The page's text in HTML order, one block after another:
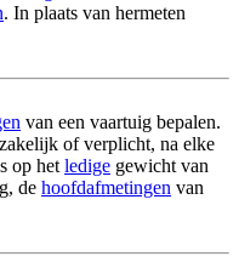
. In plaats van hermeten
van een vaartuig bepalen.
of verplicht, na elke
op het ledige gewicht van
de hoofdafmetingen van